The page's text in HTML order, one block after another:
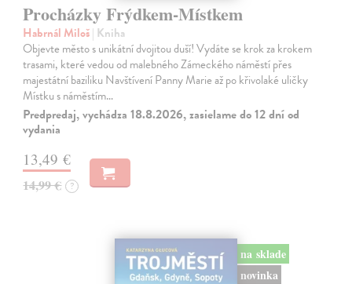
Procházky Frýdkem-Místkem
Habrnál Miloš| Kniha
Objevte město s unikátní dvojitou duší! Vydáte se krok za krokem
trasami, které vedou od malebného Zámeckého náměstí přes
majestátní baziliku Navštívení Panny Marie až po křivolaké uličky
Místku s náměstím…
Predpredaj, vychádza 18.8.2026, zasielame do 12 dní od
vydania
13,49 €
14,99 € ?
na sklade
novinka